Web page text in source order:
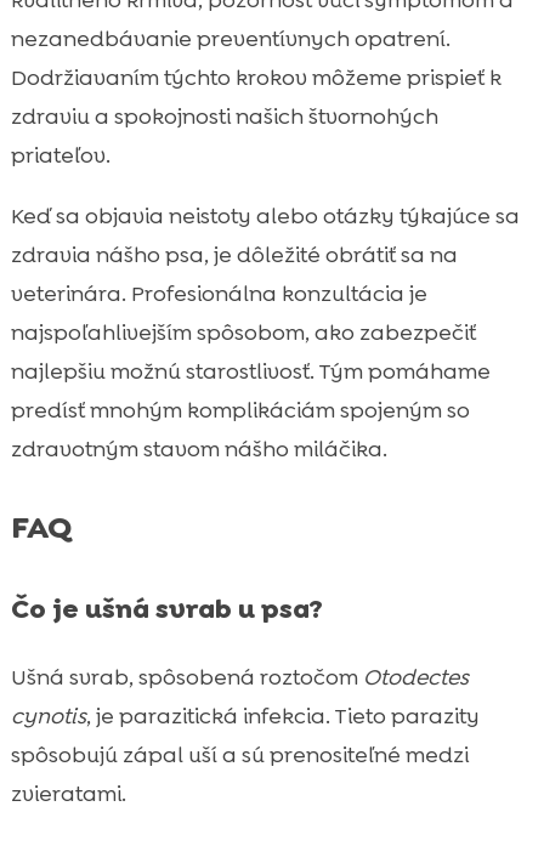
nezanedbávanie preventívnych opatrení.
Dodržiavaním týchto krokov môžeme prispieť k
zdraviu a spokojnosti našich štvornohých
priateľov.
Keď sa objavia neistoty alebo otázky týkajúce sa
zdravia nášho psa, je dôležité obrátiť sa na
veterinára. Profesionálna konzultácia je
najspoľahlivejším spôsobom, ako zabezpečiť
najlepšiu možnú starostlivosť. Tým pomáhame
predísť mnohým komplikáciám spojeným so
zdravotným stavom nášho miláčika.
FAQ
Čo je ušná svrab u psa?
Ušná svrab, spôsobená roztočom Otodectes
cynotis, je parazitická infekcia. Tieto parazity
spôsobujú zápal uší a sú prenositeľné medzi
zvieratami.